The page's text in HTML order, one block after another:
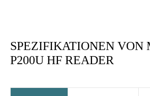
SPEZIFIKATIONEN VON
P200U HF READER